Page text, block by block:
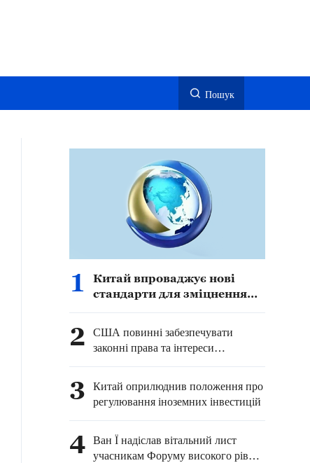
Пошук
1
Китай впроваджує нові
стандарти для зміцнення
стимулювання економіки
2 США повинні забезпечувати
законні права та інтереси
китайських журналістів у
3 Китай оприлюднив положення про
регулювання іноземних інвестицій
4 Ван Ї надіслав вітальний лист
учасникам Форуму високого рівня